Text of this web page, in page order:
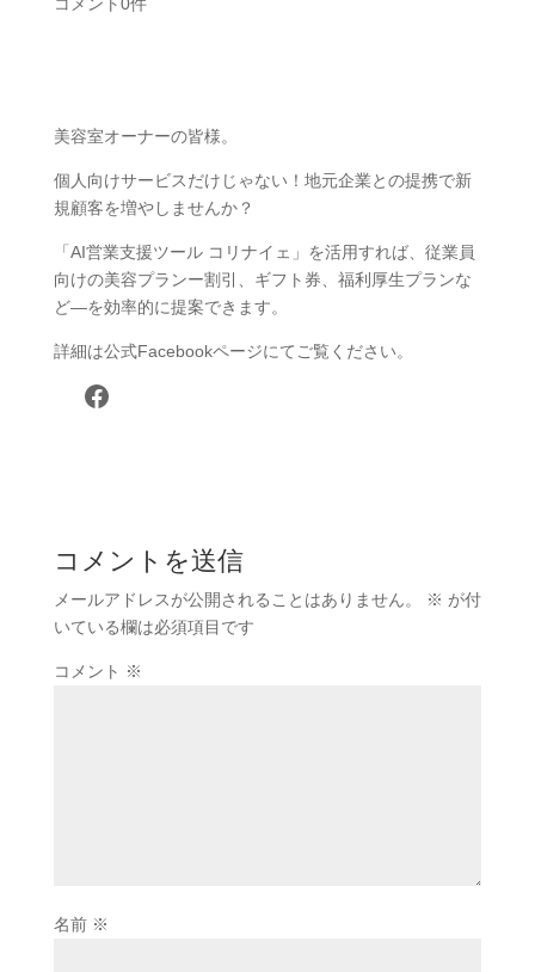
美容室オーナーの皆様。
個人向けサービスだけじゃない！地元企業との提携で新
規顧客を増やしませんか？
「AI営業支援ツール コリナイェ」を活用すれば、従業員
向けの美容プランー割引、ギフト券、福利厚生プランな
ど―を効率的に提案できます。
詳細は公式Facebookページにてご覧ください。
Facebook
コメントを送信
メールアドレスが公開されることはありません。 ※ が付
いている欄は必須項目です
コメント ※
名前 ※